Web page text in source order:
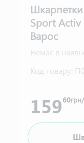
Шкарпетки
Sport Activ
Варос
Немає в
Код товару:
15960